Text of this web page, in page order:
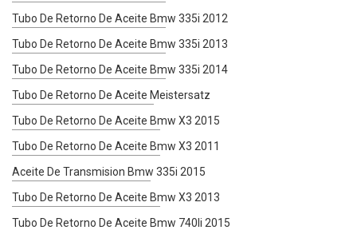
Tubo De Retorno De Aceite Bmw 335i 2012
Tubo De Retorno De Aceite Bmw 335i 2013
Tubo De Retorno De Aceite Bmw 335i 2014
Tubo De Retorno De Aceite Meistersatz
Tubo De Retorno De Aceite Bmw X3 2015
Tubo De Retorno De Aceite Bmw X3 2011
Aceite De Transmision Bmw 335i 2015
Tubo De Retorno De Aceite Bmw X3 2013
Tubo De Retorno De Aceite Bmw 740li 2015